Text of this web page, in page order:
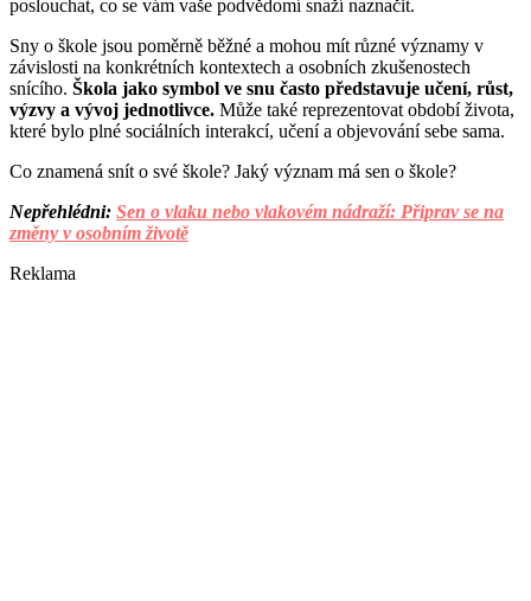
poslouchat, co se vám vaše podvědomí snaží naznačit.
Sny o škole jsou poměrně běžné a mohou mít různé významy v
závislosti na konkrétních kontextech a osobních zkušenostech
snícího. Škola jako symbol ve snu často představuje učení, růst,
výzvy a vývoj jednotlivce. Může také reprezentovat období života,
které bylo plné sociálních interakcí, učení a objevování sebe sama.
Co znamená snít o své škole? Jaký význam má sen o škole?
Nepřehlédni: Sen o vlaku nebo vlakovém nádraží: Připrav se na
změny v osobním životě
Reklama